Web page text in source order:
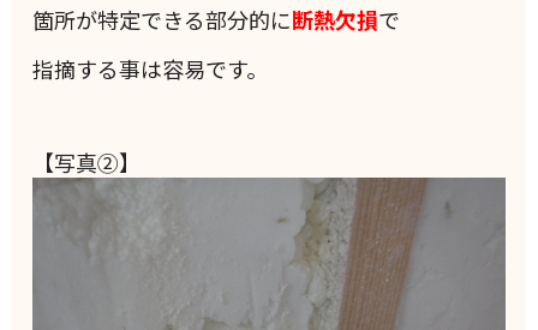
箇所が特定できる部分的に断熱欠損で
指摘する事は容易です。
【写真②】